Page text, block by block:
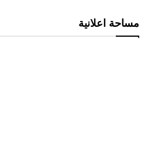
مساحة اعلانية